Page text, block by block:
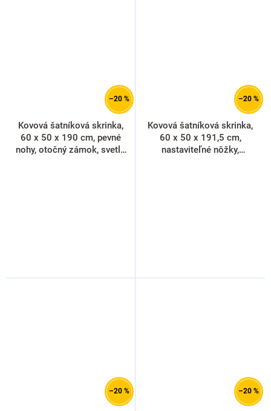
–20 %
Kovová šatníková skrinka,
60 x 50 x 190 cm, pevné
nohy, otočný zámok, svetlo
–20 %
Kovová šatníková skrinka,
60 x 50 x 191,5 cm,
nastaviteľné nôžky,
–20 % –20 %